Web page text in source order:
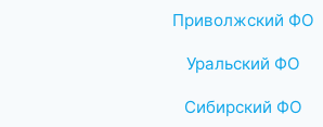
Приволжский ФО
Уральский ФО
Сибирский ФО